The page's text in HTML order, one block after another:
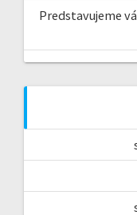
Predstavujeme